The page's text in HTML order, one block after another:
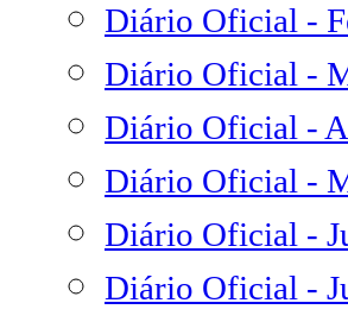
Diário Oficial -
Diário Oficial -
Diário Oficial -
Diário Oficial -
Diário Oficial -
Diário Oficial -